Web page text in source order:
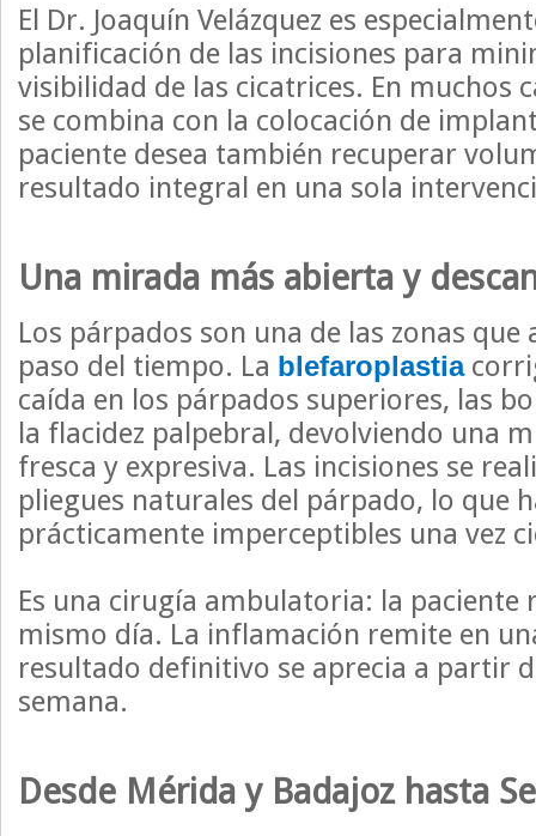
El Dr. Joaquín Velázquez es
planificación de las incisiones para
visibilidad de las cicatrices. En muchos
se combina con la colocación de
paciente desea también recuperar
resultado integral en una sola
Una mirada más abierta y
Los párpados son una de las zonas que
paso del tiempo. La blefaroplastia
caída en los párpados superiores, las
la flacidez palpebral, devolviendo una
fresca y expresiva. Las incisiones se
pliegues naturales del párpado, lo que
prácticamente imperceptibles una vez
Es una cirugía ambulatoria: la paciente
mismo día. La inflamación remite en
resultado definitivo se aprecia a partir
semana.
Desde Mérida y Badajoz hasta